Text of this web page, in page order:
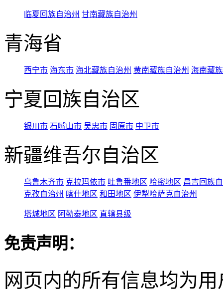
临夏回族自治州 甘南藏族自治州
青海省
西宁市 海东市 海北藏族自治州 黄南藏族自治州 海南藏
宁夏回族自治区
银川市 石嘴山市 吴忠市 固原市 中卫市
新疆维吾尔自治区
乌鲁木齐市 克拉玛依市 吐鲁番地区 哈密地区 昌吉回族
克孜自治州 喀什地区 和田地区 伊犁哈萨克自治州
塔城地区 阿勒泰地区 直辖县级
免责声明：
网页内的所有信息均为